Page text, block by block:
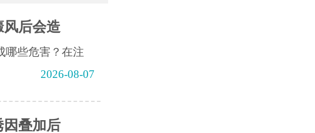
后会造
哪些危害？在注
2026-08-07
因叠加后